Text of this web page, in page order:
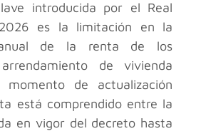
introducida por el Real
es la limitación en la
anual de la renta de los
de vivienda
de actualización
está comprendido entre la
en vigor del decreto hasta